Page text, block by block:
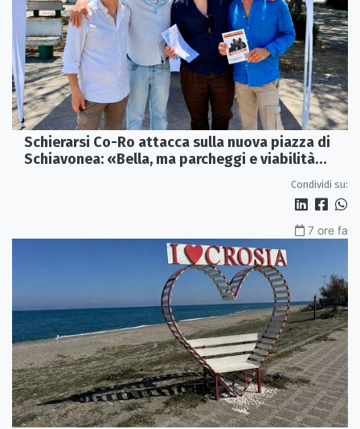
Schierarsi Co-Ro attacca sulla nuova piazza di
Schiavonea: «Bella, ma parcheggi e viabilità
Condividi su:
7 ore fa